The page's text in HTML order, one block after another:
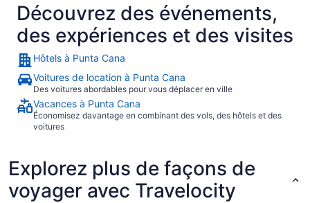
Découvrez des événements,
des expériences et des visites
Hôtels à Punta Cana
Voitures de location à Punta Cana
Des voitures abordables pour vous déplacer en ville
Vacances à Punta Cana
Économisez davantage en combinant des vols, des hôtels et des
voitures
Explorez plus de façons de
voyager avec Travelocity